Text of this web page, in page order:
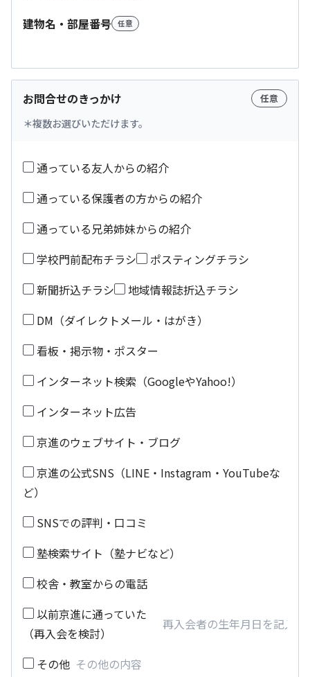
建物名・部屋番号 任意
お問合せのきっかけ 任意
複数お選びいただけます。
通っている友人からの紹介
通っている保護者の方からの紹介
通っている兄弟姉妹からの紹介
学校門前配布チラシ
ポスティングチラシ
新聞折込チラシ
地域情報誌折込チラシ
DM（ダイレクトメール・はがき）
看板・掲示物・ポスター
インターネット検索（GoogleやYahoo!）
インターネット広告
京進のウェブサイト・ブログ
京進の公式SNS（LINE・Instagram・YouTubeな
ど）
SNSでの評判・口コミ
塾検索サイト（塾ナビなど）
校舎・教室からの電話
以前京進に通っていた
（再入会を検討）
その他